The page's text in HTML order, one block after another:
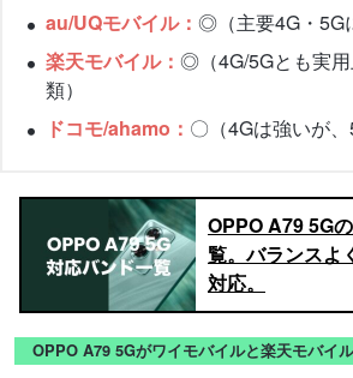
au/UQモバイル： ◎（主要4G・5G
楽天モバイル： ◎（4G/5Gとも実
類）
ドコモ/ahamo： 〇（4Gは強いが、
OPPO A79 5G
覧。バランスよ
対応。
OPPO A79 5Gがワイモバイルと楽天モバイ